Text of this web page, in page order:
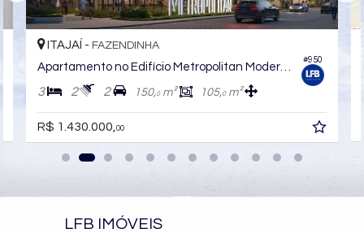
#950
ITAJAÍ - FAZENDINHA
3 2 2 150,0m² 105,0m²
R$ 1.430.000,00
LFB IMÓVEIS